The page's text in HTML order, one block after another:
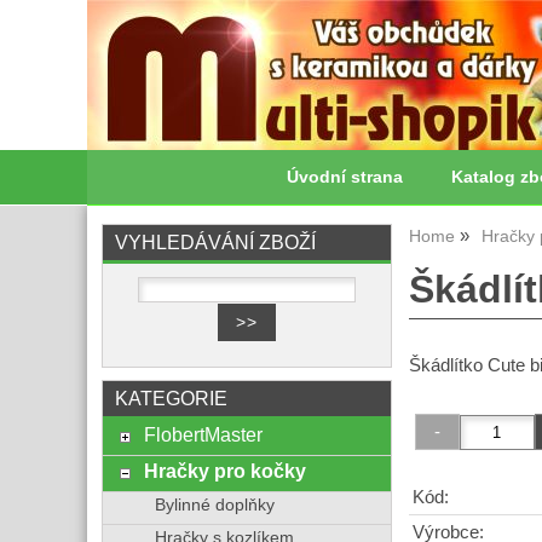
Úvodní strana Katalog
Home Hračky
Škádlítko Cute
Kód:
Výrobce:
VYHLEDÁVÁNÍ ZBOŽÍ
KATEGORIE
FlobertMaster
Hračky pro kočky
Bylinné doplňky
Hračky s kozlíkem